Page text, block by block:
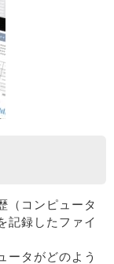
（コンピュータ
記録したファイ
ータがどのよう